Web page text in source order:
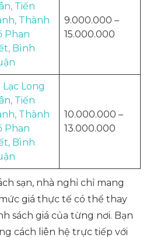
Tiến
Thành
Phan
Bình
9.000.000 –
15.000.000
Lạc Long
Tiến
Thành
Phan
Bình
10.000.000 –
13.000.000
sạn, nhà nghỉ chỉ mang
giá thực tế có thể thay
sách giá của từng nơi. Bạn
cách liên hệ trực tiếp với